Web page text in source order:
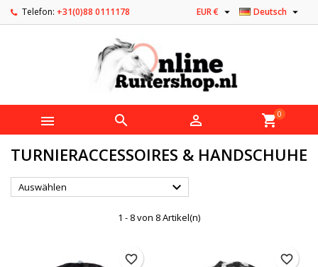
Telefon: +31(0)88 0111178 Deutsch 
EUR € 
   shopping_cart0
TURNIERACCESSOIRES & HANDSCHUHE
Auswählen 
1 - 8 von 8 Artikel(n)
favorite_border favorite_border